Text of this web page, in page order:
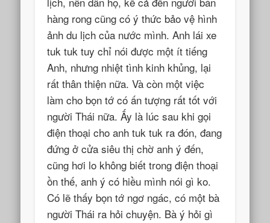
hàng rong cũng có ý thức bảo vệ hình
ảnh du lịch của nước mình. Anh lái xe
tuk tuk tuy chỉ nói được một ít tiếng
Anh, nhưng nhiệt tình kinh khủng, lại
rất thân thiện nữa. Và còn một việc
làm cho bọn tớ có ấn tượng rất tốt với
người Thái nữa. Ấy là lúc sau khi gọi
điện thoại cho anh tuk tuk ra đón, đang
đứng ở cửa siêu thị chờ anh ý đến,
cũng hơi lo không biết trong điện thoại
ồn thế, anh ý có hiều mình nói gì ko.
Có lẽ thấy bọn tớ ngơ ngác, có một bà
người Thái ra hỏi chuyện. Bà ý hỏi gì